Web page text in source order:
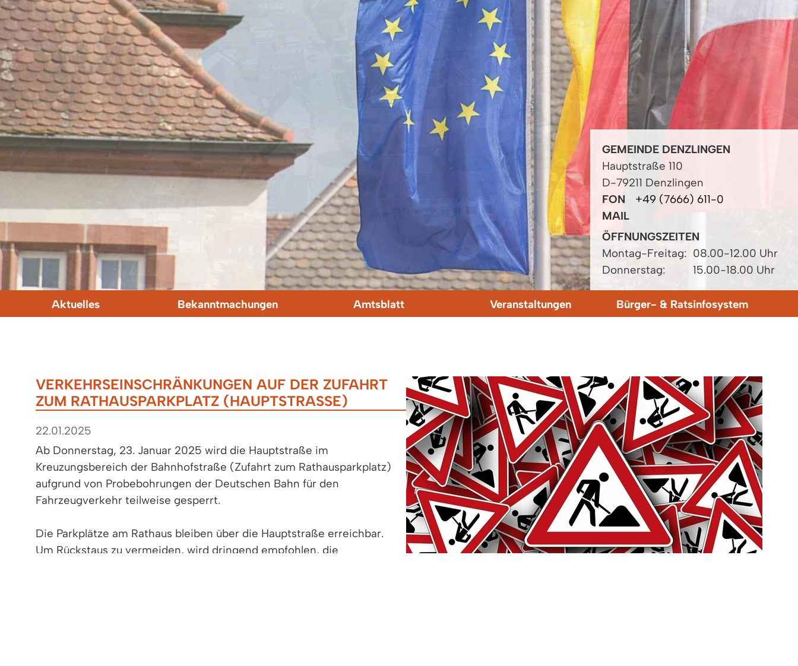
GEMEINDE DENZLINGEN
Hauptstraße 110
D-79211 Denzlingen
FON
+49 (7666) 611-0
MAIL
ÖFFNUNGSZEITEN
Montag-Freitag: 08.00-12.00 Uhr
Donnerstag:
15.00-18.00 Uhr
Aktuelles Bekanntmachungen Amtsblatt Veranstaltungen Bürger- & Ratsinfosystem
VERKEHRSEINSCHRÄNKUNGEN AUF DER ZUFAHRT
ZUM RATHAUSPARKPLATZ (HAUPTSTRASSE)
22.01.2025
Ab Donnerstag, 23. Januar 2025 wird die Hauptstraße im
Kreuzungsbereich der Bahnhofstraße (Zufahrt zum Rathausparkplatz)
aufgrund von Probebohrungen der Deutschen Bahn für den
Fahrzeugverkehr teilweise gesperrt.
Die Parkplätze am Rathaus bleiben über die Hauptstraße erreichbar.
Um Rückstaus zu vermeiden, wird dringend empfohlen, die